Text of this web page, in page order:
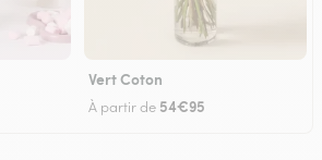
Vert Coton
À partir de 54€95